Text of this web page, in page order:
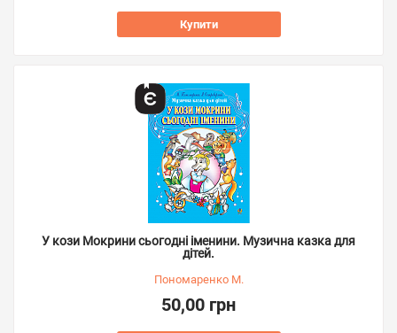
Купити
У кози Мокрини сьогодні іменини. Музична казка для
дітей.
Пономаренко М.
50,00 грн